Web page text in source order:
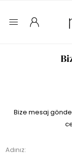
Bize mesaj
Adınız: